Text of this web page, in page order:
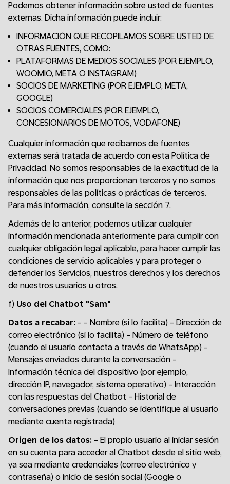
Podemos obtener información sobre usted de fuentes
externas. Dicha información puede incluir:
INFORMACIÓN QUE RECOPILAMOS SOBRE USTED DE
OTRAS FUENTES, COMO:
PLATAFORMAS DE MEDIOS SOCIALES (POR EJEMPLO,
WOOMIO, META O INSTAGRAM)
SOCIOS DE MARKETING (POR EJEMPLO, META,
GOOGLE)
SOCIOS COMERCIALES (POR EJEMPLO,
CONCESIONARIOS DE MOTOS, VODAFONE)
Cualquier información que recibamos de fuentes
externas será tratada de acuerdo con esta Política de
Privacidad. No somos responsables de la exactitud de la
información que nos proporcionan terceros y no somos
responsables de las políticas o prácticas de terceros.
Para más información, consulte la sección 7.
Además de lo anterior, podemos utilizar cualquier
información mencionada anteriormente para cumplir con
cualquier obligación legal aplicable, para hacer cumplir las
condiciones de servicio aplicables y para proteger o
defender los Servicios, nuestros derechos y los derechos
de nuestros usuarios u otros.
f) Uso del Chatbot "Sam"
Datos a recabar: - - Nombre (si lo facilita) - Dirección de
correo electrónico (si lo facilita) - Número de teléfono
(cuando el usuario contacta a través de WhatsApp) -
Mensajes enviados durante la conversación -
Información técnica del dispositivo (por ejemplo,
dirección IP, navegador, sistema operativo) - Interacción
con las respuestas del Chatbot - Historial de
conversaciones previas (cuando se identifique al usuario
mediante cuenta registrada)
Origen de los datos: - El propio usuario al iniciar sesión
en su cuenta para acceder al Chatbot desde el sitio web,
ya sea mediante credenciales (correo electrónico y
contraseña) o inicio de sesión social (Google o